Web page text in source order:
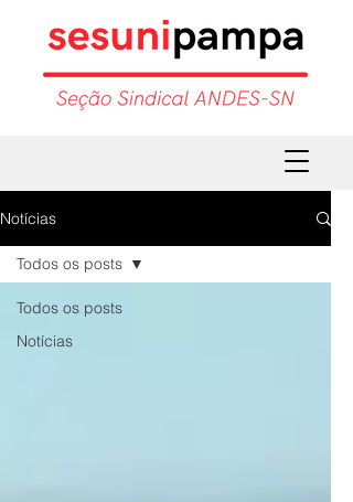
Notícias
Todos os posts
Notícias
Todos os posts